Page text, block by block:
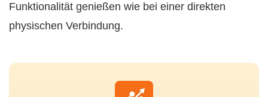
Funktionalität genießen wie bei einer direkten
physischen Verbindung.